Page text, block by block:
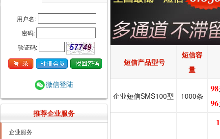
用户名:
密码:
验证码:
微信登陆
推荐企业服务
企业服务
短信产品型号
短信容
量
企业短信SMS100型 1000条
98
96